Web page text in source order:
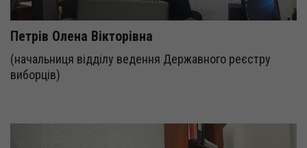
Петрів Олена Вікторівна
(начальниця відділу ведення Державного реєстру
виборців)